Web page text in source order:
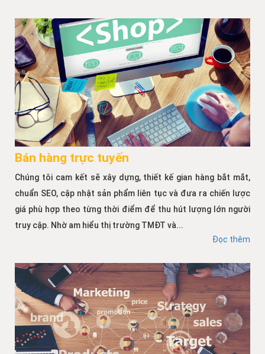
Bán hàng trực tuyến
Chúng tôi cam kết sẽ xây dựng, thiết kế gian hàng bắt mắt,
chuẩn SEO, cập nhật sản phẩm liên tục và đưa ra chiến lược
giá phù hợp theo từng thời điểm để thu hút lượng lớn người
truy cập. Nhờ am hiểu thị trường TMĐT và...
Đọc thêm